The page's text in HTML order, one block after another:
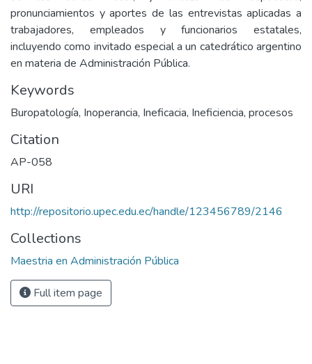
pronunciamientos y aportes de las entrevistas aplicadas a
trabajadores, empleados y funcionarios estatales,
incluyendo como invitado especial a un catedrático argentino
en materia de Administración Pública.
Keywords
Buropatología, Inoperancia, Ineficacia, Ineficiencia, procesos
Citation
AP-058
URI
http://repositorio.upec.edu.ec/handle/123456789/2146
Collections
Maestria en Administración Pública
Full item page